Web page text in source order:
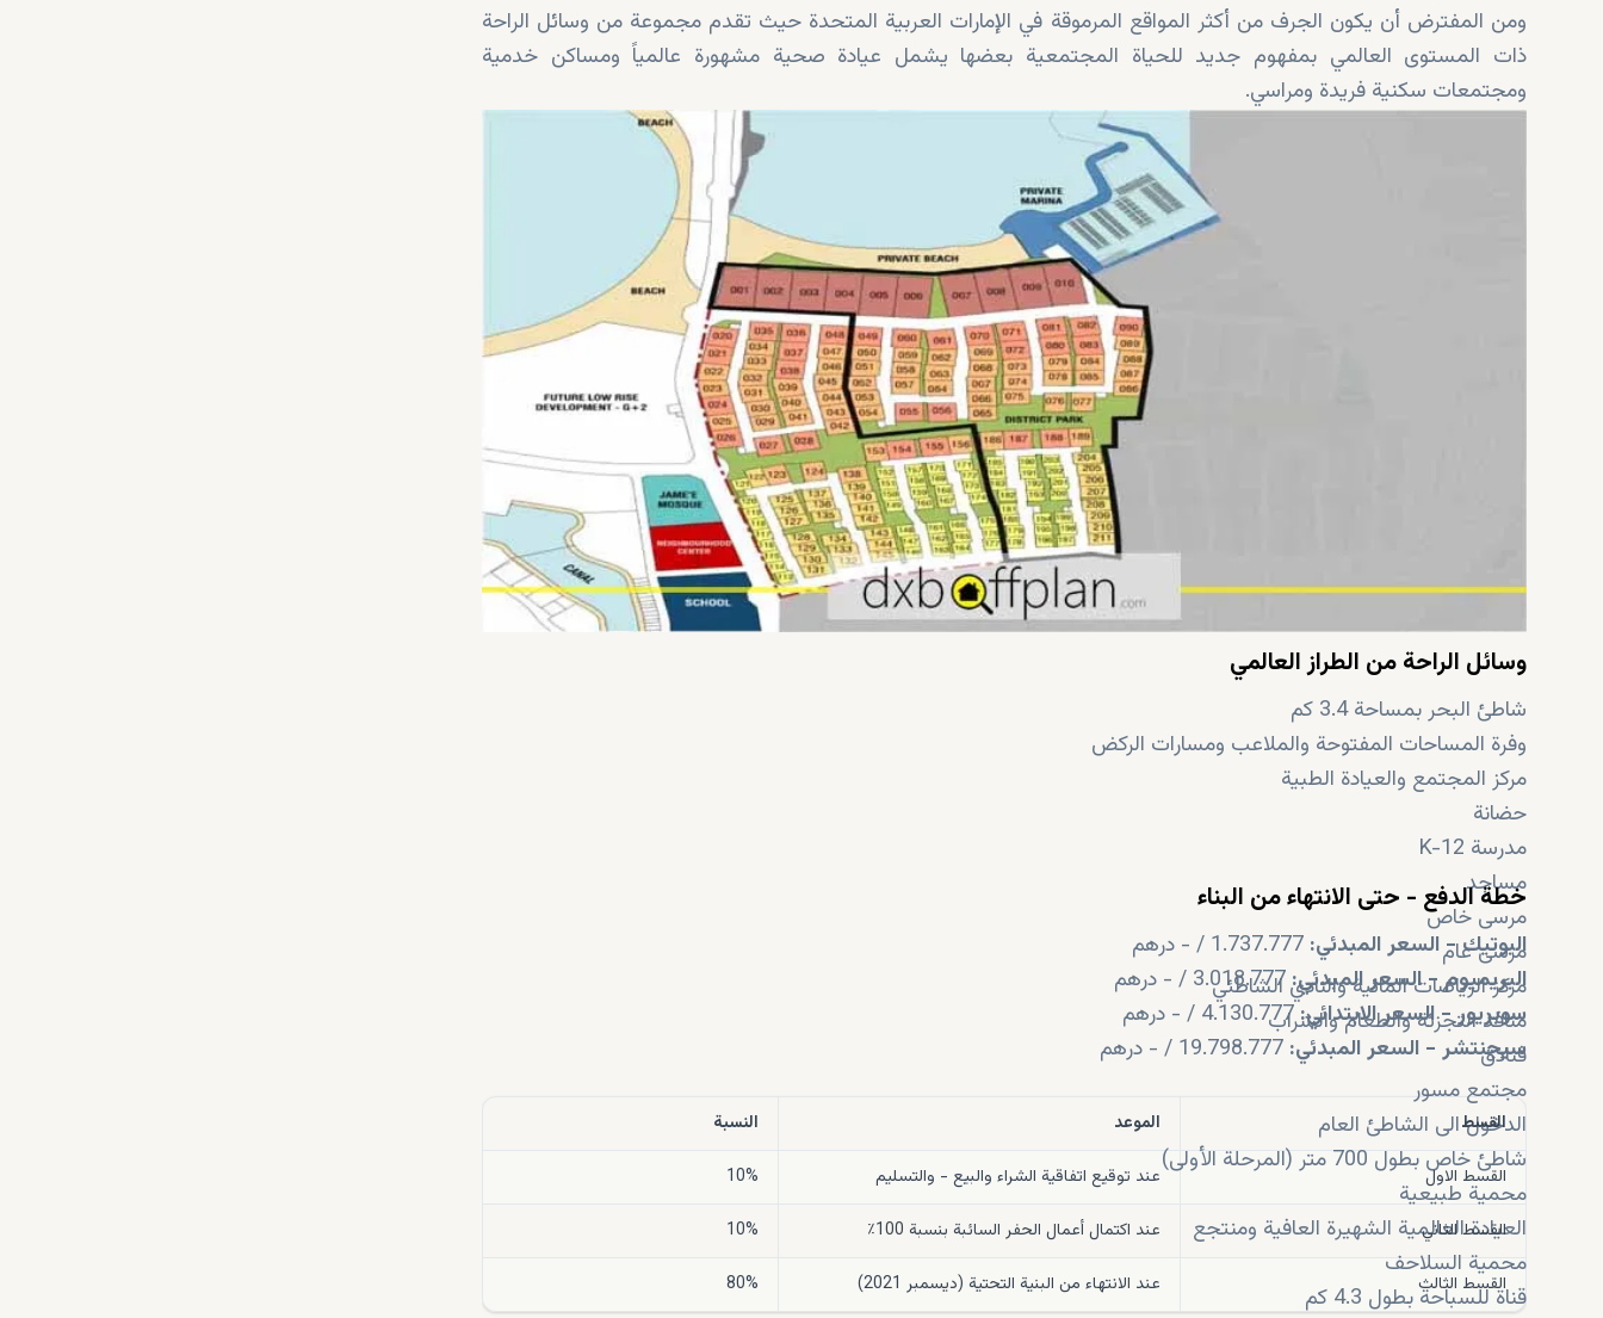
ومن المفترض أن يكون الجرف من أكثر المواقع المرموقة في الإمارات العربية المتحدة حيث تقدم مجموعة من وسائل الراحة
ذات المستوى العالمي بمفهوم جديد للحياة المجتمعية بعضها يشمل عيادة صحية مشهورة عالمياً ومساكن خدمية
ومجتمعات سكنية فريدة ومراسي.
وسائل الراحة من الطراز العالمي
شاطئ البحر بمساحة 3.4 كم
وفرة المساحات المفتوحة والملاعب ومسارات الركض
مركز المجتمع والعيادة الطبية
حضانة
مدرسة K-12
مساجد
مرسى خاص
مرسى عام
مركز الرياضات المائية والنادي الشاطئي
منافذ التجزئة والطعام والشراب
فنادق
مجتمع مسور
الدخول الى الشاطئ العام
شاطئ خاص بطول 700 متر (المرحلة الأولى)
محمية طبيعية
العيادة العالمية الشهيرة العافية ومنتجع
محمية السلاحف
قناة للسباحة بطول 4.3 كم
خطة الدفع - حتى الانتهاء من البناء
البوتيك - السعر المبدئي:
البريميوم - السعر المبدئي:3.018.777 / - درهم
سوبريور - السعر الابتدائي:4.130.777 / - درهم
سيجنتشر - السعر المبدئي:
القسط الموعد النسبة
القسط الاول عند توقيع اتفاقية الشراء والبيع - والتسليم 10%
القسط الثاني عند اكتمال أعمال الحفر السائبة بنسبة 100٪ 10%
القسط الثالث عند الانتهاء من البنية التحتية (ديسمبر 2021) 80%